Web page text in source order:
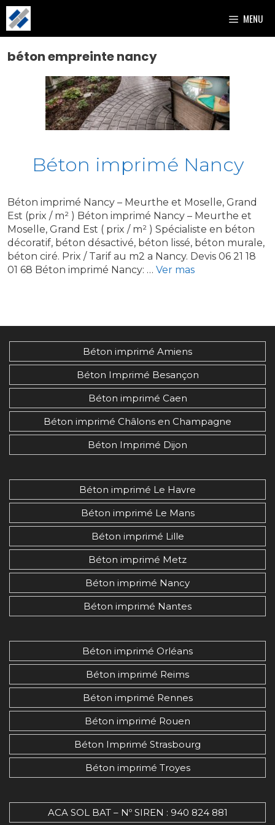
Aller
au
contenu
MENU
béton empreinte nancy
Béton imprimé Nancy
Béton imprimé Nancy – Meurthe et Moselle, Grand
Est (prix / m² ) Béton imprimé Nancy – Meurthe et
Moselle, Grand Est ( prix / m² ) Spécialiste en béton
décoratif, béton désactivé, béton lissé, béton murale,
béton ciré. Prix / Tarif au m2 a Nancy. Devis 06 21 18
01 68 Béton imprimé Nancy: … Ver mas
Béton imprimé Amiens
Béton Imprimé Besançon
Béton imprimé Caen
Béton imprimé Châlons en Champagne
Béton Imprimé Dijon
Béton imprimé Le Havre
Béton imprimé Le Mans
Béton imprimé Lille
Béton imprimé Metz
Béton imprimé Nancy
Béton imprimé Nantes
Béton imprimé Orléans
Béton imprimé Reims
Béton imprimé Rennes
Béton imprimé Rouen
Béton Imprimé Strasbourg
Béton imprimé Troyes
ACA SOL BAT – Nº SIREN : 940 824 881